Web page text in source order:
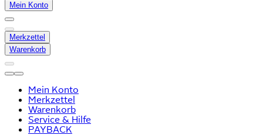
Mein Konto
Merkzettel
Warenkorb
Mein Konto
Merkzettel
Warenkorb
Service & Hilfe
PAYBACK